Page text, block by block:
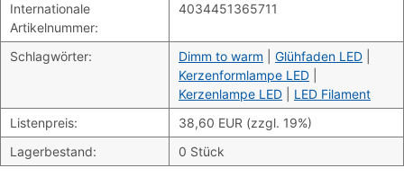
Internationale
Artikelnummer:
4034451365711
Schlagwörter: Dimm to warm Glühfaden LED
Kerzenformlampe LED
Kerzenlampe LED
LED Filament
Listenpreis:
38,60 EUR (zzgl. 19%)
Lagerbestand:
0 Stück